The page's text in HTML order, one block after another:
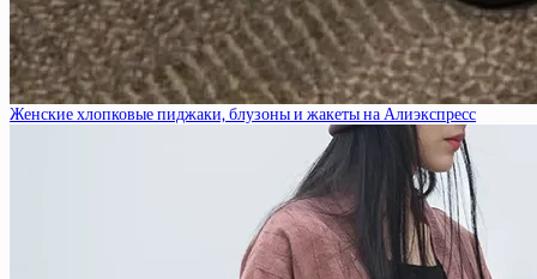
Женские хлопковые пиджаки, блузоны и жакеты на Алиэкспресс